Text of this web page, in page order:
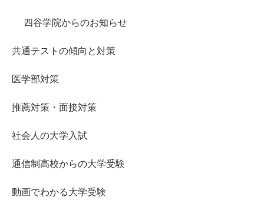
四谷学院からのお知らせ
共通テストの傾向と対策
医学部対策
推薦対策・面接対策
社会人の大学入試
通信制高校からの大学受験
動画でわかる大学受験